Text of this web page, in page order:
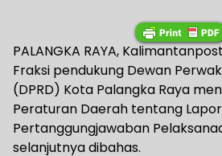
PALANGKA RAYA,
Fraksi pendukung Dewan
(DPRD) Kota Palangka Raya
Peraturan Daerah tentang
Pertanggungjawaban
selanjutnya dibahas.